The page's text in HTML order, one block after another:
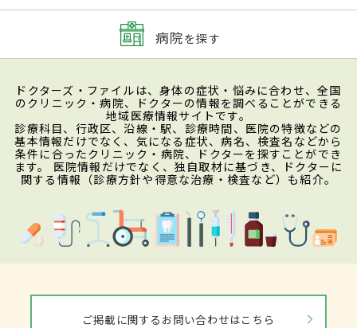
病院を探す
ドクターズ・ファイルは、身体の症状・悩みに合わせ、全国
のクリニック・病院、ドクターの情報を調べることができる
地域医療情報サイトです。
診療科目、行政区、沿線・駅、診療時間、医院の特徴などの
基本情報だけでなく、気になる症状、病名、検査名などから
条件に合ったクリニック・病院、ドクターを探すことができ
ます。 医院情報だけでなく、独自取材に基づき、ドクターに
関する情報（診療方針や得意な治療・検査など）も紹介。
ご掲載に関するお問い合わせはこちら